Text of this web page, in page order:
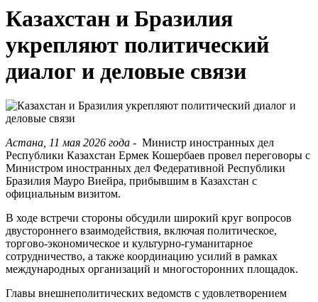
Казахстан и Бразилия
укрепляют политический
диалог и деловые связи
Астана, 11 мая 2026 года - Министр иностранных дел
Республики Казахстан Ермек Кошербаев провел переговоры с
Министром иностранных дел Федеративной Республики
Бразилия Мауро Виейра, прибывшим в Казахстан с
официальным визитом.
В ходе встречи стороны обсудили широкий круг вопросов
двустороннего взаимодействия, включая политическое,
торгово-экономическое и культурно-гуманитарное
сотрудничество, а также координацию усилий в рамках
международных организаций и многосторонних площадок.
Главы внешнеполитических ведомств с удовлетворением